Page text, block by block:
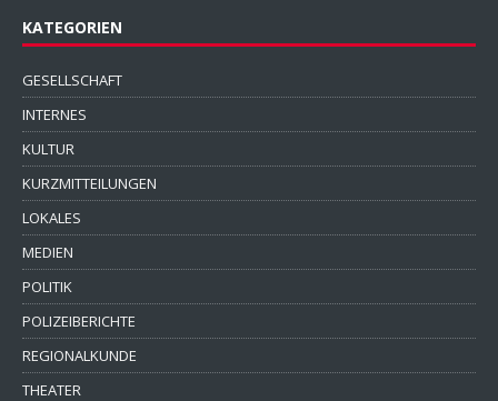
KATEGORIEN
GESELLSCHAFT
INTERNES
KULTUR
KURZMITTEILUNGEN
LOKALES
MEDIEN
POLITIK
POLIZEIBERICHTE
REGIONALKUNDE
THEATER